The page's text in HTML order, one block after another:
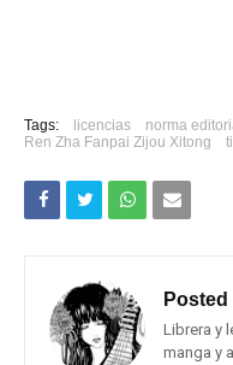
Tags: licencias norma
Ren Zha Fanpai Zijou Xitong
Posted
Librera y
manga y